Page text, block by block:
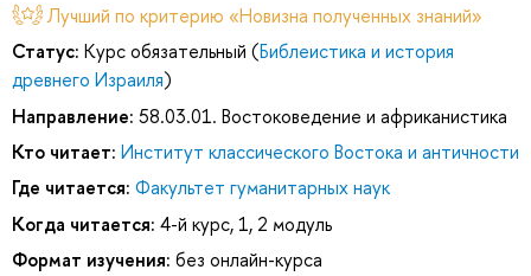
Лучший по критерию «Новизна полученных знаний»
Статус: Курс обязательный (Библеистика и история
древнего Израиля)
Направление: 58.03.01. Востоковедение и африканистика
Кто читает: Институт классического Востока и античности
Где читается: Факультет гуманитарных наук
Когда читается: 4-й курс, 1, 2 модуль
Формат изучения: без онлайн-курса